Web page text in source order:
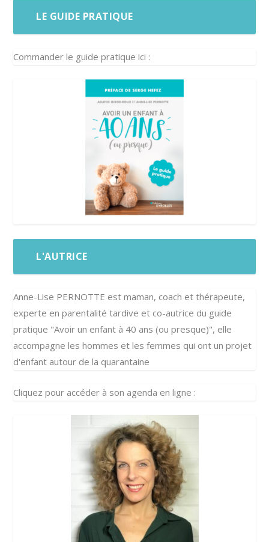
LE GUIDE PRATIQUE
Commander le guide pratique ici :
L'AUTRICE
Anne-Lise PERNOTTE est maman, coach et thérapeute,
experte en parentalité tardive et co-autrice du guide
pratique "Avoir un enfant à 40 ans (ou presque)", elle
accompagne les hommes et les femmes qui ont un projet
d'enfant autour de la quarantaine
Cliquez pour accéder à son agenda en ligne :